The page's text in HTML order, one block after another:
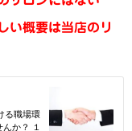
い概要は当店のリ